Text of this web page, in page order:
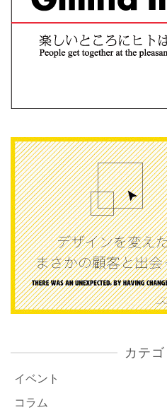
カテ
イベント
コラム